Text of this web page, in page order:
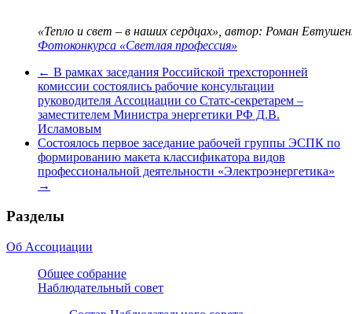
«Тепло и свет – в наших сердцах», автор: Роман
Фотоконкурса «Светлая профессия»
← В рамках заседания Российской трехсторонней
комиссии состоялись рабочие консультации
руководителя Ассоциации со Статс-секретарем –
заместителем Министра энергетики РФ Д.В.
Исламовым
Состоялось первое заседание рабочей группы ЭСПК по
формированию макета классификатора видов
профессиональной деятельности «Электроэнергетика»
→
Разделы
Об Ассоциации
Общее собрание
Наблюдательный совет